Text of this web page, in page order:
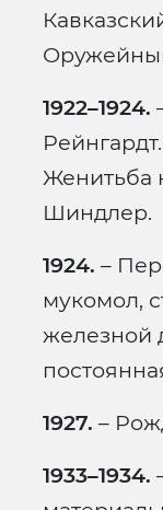
1922–1924.
Женитьба
Шиндлер.
1924. –
мукомол,
железной
1927. –
1933–1934.